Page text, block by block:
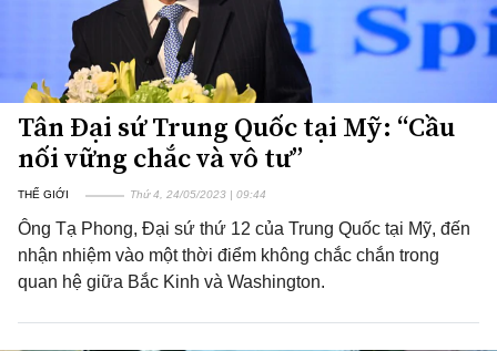
Tân Đại sứ Trung Quốc tại Mỹ: “Cầu
nối vững chắc và vô tư”
THẾ GIỚI Thứ 4, 24/05/2023 | 09:44
Ông Tạ Phong, Đại sứ thứ 12 của Trung Quốc tại Mỹ, đến
nhận nhiệm vào một thời điểm không chắc chắn trong
quan hệ giữa Bắc Kinh và Washington.